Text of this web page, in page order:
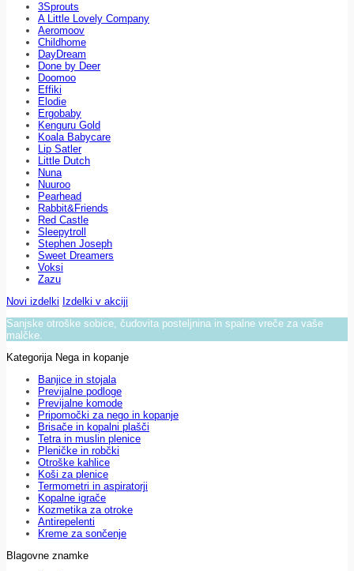
3Sprouts
A Little Lovely Company
Aeromoov
Childhome
DayDream
Done by Deer
Doomoo
Effiki
Elodie
Ergobaby
Kenguru Gold
Koala Babycare
Lip Satler
Little Dutch
Nuna
Nuuroo
Pearhead
Rabbit&Friends
Red Castle
Sleepytroll
Stephen Joseph
Sweet Dreamers
Voksi
Zazu
Novi izdelki Izdelki v akciji
Sanjske otroške sobice, čudovita posteljnina in spalne vreče za vaše
malčke.
Kategorija Nega in kopanje
Banjice in stojala
Previjalne podloge
Previjalne komode
Pripomočki za nego in kopanje
Brisače in kopalni plašči
Tetra in muslin plenice
Pleničke in robčki
Otroške kahlice
Koši za plenice
Termometri in aspiratorji
Kopalne igrače
Kozmetika za otroke
Antirepelenti
Kreme za sončenje
Blagovne znamke